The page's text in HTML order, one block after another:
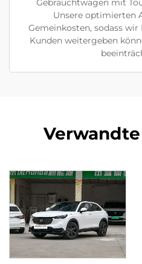
Gebrauchtwagen mit
Unsere optimierten
Gemeinkosten, sodass
Kunden weitergeben